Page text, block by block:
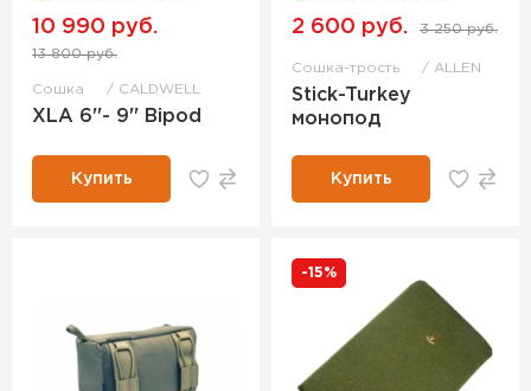
10 990 руб.
13 800 руб.
Сошка CALDWELL
XLA 6''- 9'' Bipod
Купить
2 600 руб. 3 250 руб.
Сошка-трость ALLEN
Stick-Turkey
монопод
Купить
-15%